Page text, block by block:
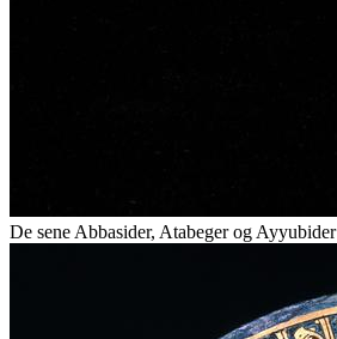
De sene Abbasider, Atabeger og Ayyubider